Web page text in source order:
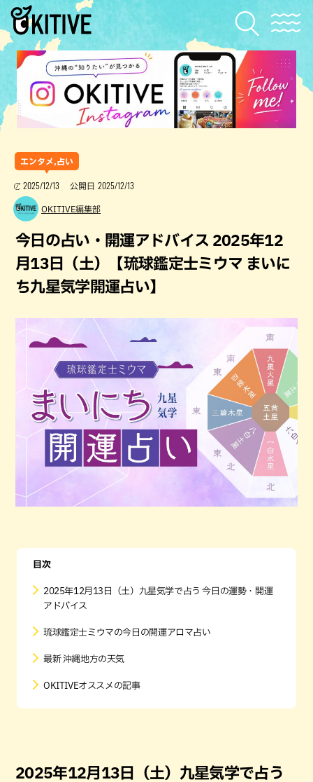
エンタメ,占い
2025/12/13 公開日 2025/12/13
OKITIVE編集部
今日の占い・開運アドバイス 2025年12
月13日（土）【琉球鑑定士ミウマ まいに
ち九星気学開運占い】
目次
2025年12月13日（土）九星気学で占う 今日の運勢・開運
アドバイス
琉球鑑定士ミウマの今日の開運アロマ占い
最新 沖縄地方の天気
OKITIVEオススメの記事
2025年12月13日（土）九星気学で占う